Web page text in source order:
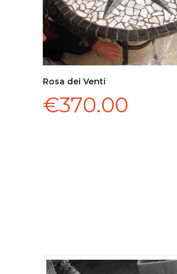
AGGIUNGI AL CARRELLO
Rosa dei Venti
€370.00